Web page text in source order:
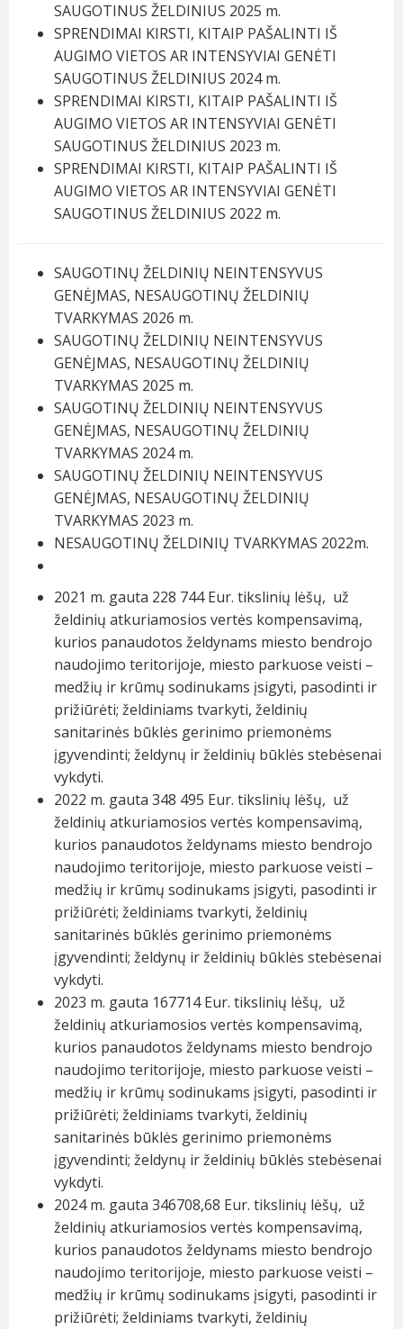
SAUGOTINUS ŽELDINIUS 2025 m.
SPRENDIMAI KIRSTI, KITAIP PAŠALINTI IŠ
AUGIMO VIETOS AR INTENSYVIAI GENĖTI
SAUGOTINUS ŽELDINIUS 2024 m.
SPRENDIMAI KIRSTI, KITAIP PAŠALINTI IŠ
AUGIMO VIETOS AR INTENSYVIAI GENĖTI
SAUGOTINUS ŽELDINIUS 2023 m.
SPRENDIMAI KIRSTI, KITAIP PAŠALINTI IŠ
AUGIMO VIETOS AR INTENSYVIAI GENĖTI
SAUGOTINUS ŽELDINIUS 2022 m.
SAUGOTINŲ ŽELDINIŲ NEINTENSYVUS
GENĖJMAS, NESAUGOTINŲ ŽELDINIŲ
TVARKYMAS 2026 m.
SAUGOTINŲ ŽELDINIŲ NEINTENSYVUS
GENĖJMAS, NESAUGOTINŲ ŽELDINIŲ
TVARKYMAS 2025 m.
SAUGOTINŲ ŽELDINIŲ NEINTENSYVUS
GENĖJMAS, NESAUGOTINŲ ŽELDINIŲ
TVARKYMAS 2024 m.
SAUGOTINŲ ŽELDINIŲ NEINTENSYVUS
GENĖJMAS, NESAUGOTINŲ ŽELDINIŲ
TVARKYMAS 2023 m.
NESAUGOTINŲ ŽELDINIŲ TVARKYMAS 2022m.
2021 m. gauta 228 744 Eur. tikslinių lėšų, už
želdinių atkuriamosios vertės kompensavimą,
kurios panaudotos želdynams miesto bendrojo
naudojimo teritorijoje, miesto parkuose veisti –
medžių ir krūmų sodinukams įsigyti, pasodinti ir
prižiūrėti; želdiniams tvarkyti, želdinių
sanitarinės būklės gerinimo priemonėms
įgyvendinti; želdynų ir želdinių būklės stebėsenai
vykdyti.
2022 m. gauta 348 495 Eur. tikslinių lėšų, už
želdinių atkuriamosios vertės kompensavimą,
kurios panaudotos želdynams miesto bendrojo
naudojimo teritorijoje, miesto parkuose veisti –
medžių ir krūmų sodinukams įsigyti, pasodinti ir
prižiūrėti; želdiniams tvarkyti, želdinių
sanitarinės būklės gerinimo priemonėms
įgyvendinti; želdynų ir želdinių būklės stebėsenai
vykdyti.
2023 m. gauta 167714 Eur. tikslinių lėšų, už
želdinių atkuriamosios vertės kompensavimą,
kurios panaudotos želdynams miesto bendrojo
naudojimo teritorijoje, miesto parkuose veisti –
medžių ir krūmų sodinukams įsigyti, pasodinti ir
prižiūrėti; želdiniams tvarkyti, želdinių
sanitarinės būklės gerinimo priemonėms
įgyvendinti; želdynų ir želdinių būklės stebėsenai
vykdyti.
2024 m. gauta 346708,68 Eur. tikslinių lėšų, už
želdinių atkuriamosios vertės kompensavimą,
kurios panaudotos želdynams miesto bendrojo
naudojimo teritorijoje, miesto parkuose veisti –
medžių ir krūmų sodinukams įsigyti, pasodinti ir
prižiūrėti; želdiniams tvarkyti, želdinių